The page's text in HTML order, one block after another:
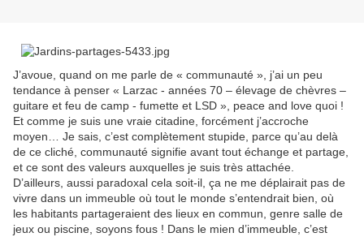
J’avoue, quand on me parle de « communauté », j’ai un peu
tendance à penser « Larzac - années 70 – élevage de chèvres –
guitare et feu de camp - fumette et LSD », peace and love quoi !
Et comme je suis une vraie citadine, forcément j’accroche
moyen… Je sais, c’est complètement stupide, parce qu’au delà
de ce cliché, communauté signifie avant tout échange et partage,
et ce sont des valeurs auxquelles je suis très attachée.
D’ailleurs, aussi paradoxal cela soit-il, ça ne me déplairait pas de
vivre dans un immeuble où tout le monde s’entendrait bien, où
les habitants partageraient des lieux en commun, genre salle de
jeux ou piscine, soyons fous ! Dans le mien d’immeuble, c’est